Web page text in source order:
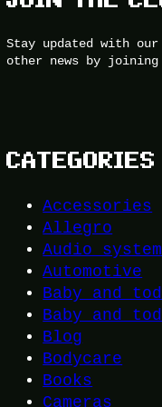
Stay updated with
other news by
CATEGORIES
Accessories
Allegro
Audio
Automotive
Baby and
Baby and
Blog
Bodycare
Books
Cameras